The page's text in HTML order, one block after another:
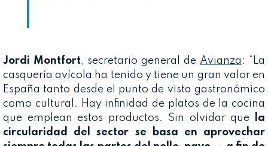
Jordi Montfort, secretario general de Avianza : “La
casquería avícola ha tenido y tiene un gran valor en
España tanto desde el punto de vista gastronómico
como cultural. Hay infinidad de platos de la cocina
que emplean estos productos. Sin olvidar que
la
circularidad del sector se basa en aprovechar